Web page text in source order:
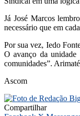
Já José Marcos
necessário que em
Por sua vez, Iedo
O avanço da
comunidades”.
Ascom
Compartilhar